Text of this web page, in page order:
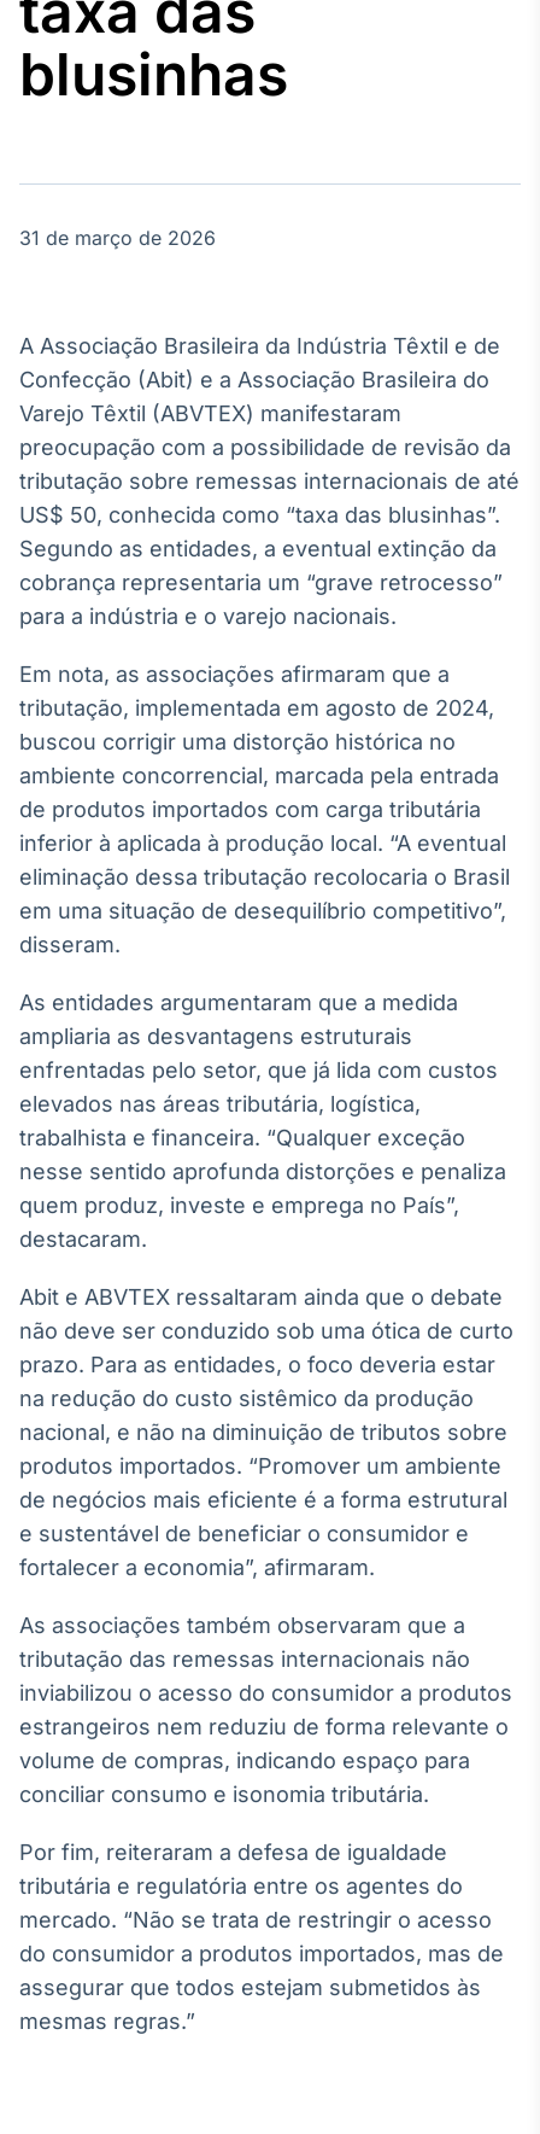
Tudo sobre o
agronegócio
Broadcast
Energia
O setor de
energia elétrica
Broadcast
White Label
Plataforma para
conteúdos
Soluções de Dados
e Conteúdos
Broadcast
Plataforma para
negociação de
ativos
Broadcast
integração de
conteúdos e
dados
Broadcast
Ticker
Cotações e
headlines de
notícias
Widgets
Componentes
para conteúdos e
funcionalidades
Broadcast
Wallboard
dados para
displays e telas
Broadcast
Curadoria
Curadoria de
conteúdos
Soluções de
Tecnologia
Radar
Monitoramento
inteligente de
notícias e
conteúdos
blusinhas
31 de março de 2026
A Associação Brasileira da Indústria Têxtil e de
Confecção (Abit) e a Associação Brasileira do
Varejo Têxtil (ABVTEX) manifestaram
preocupação com a possibilidade de revisão da
tributação sobre remessas internacionais de até
US$ 50, conhecida como “taxa das blusinhas”.
Segundo as entidades, a eventual extinção da
cobrança representaria um “grave retrocesso”
para a indústria e o varejo nacionais.
Em nota, as associações afirmaram que a
tributação, implementada em agosto de 2024,
buscou corrigir uma distorção histórica no
ambiente concorrencial, marcada pela entrada
de produtos importados com carga tributária
inferior à aplicada à produção local. “A eventual
eliminação dessa tributação recolocaria o Brasil
em uma situação de desequilíbrio competitivo”,
disseram.
As entidades argumentaram que a medida
ampliaria as desvantagens estruturais
enfrentadas pelo setor, que já lida com custos
elevados nas áreas tributária, logística,
trabalhista e financeira. “Qualquer exceção
nesse sentido aprofunda distorções e penaliza
quem produz, investe e emprega no País”,
destacaram.
Abit e ABVTEX ressaltaram ainda que o debate
não deve ser conduzido sob uma ótica de curto
prazo. Para as entidades, o foco deveria estar
na redução do custo sistêmico da produção
nacional, e não na diminuição de tributos sobre
produtos importados. “Promover um ambiente
de negócios mais eficiente é a forma estrutural
e sustentável de beneficiar o consumidor e
fortalecer a economia”, afirmaram.
As associações também observaram que a
tributação das remessas internacionais não
inviabilizou o acesso do consumidor a produtos
estrangeiros nem reduziu de forma relevante o
volume de compras, indicando espaço para
conciliar consumo e isonomia tributária.
Por fim, reiteraram a defesa de igualdade
tributária e regulatória entre os agentes do
mercado. “Não se trata de restringir o acesso
do consumidor a produtos importados, mas de
assegurar que todos estejam submetidos às
mesmas regras.”